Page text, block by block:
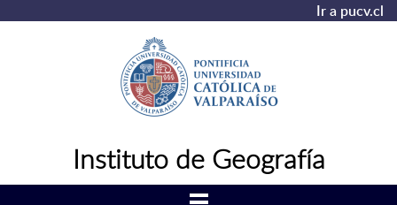
Ir a pucv.cl
Instituto de Geografía